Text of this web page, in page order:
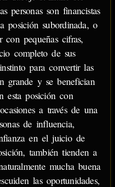
personas son financistas
posición subordinada, o
pequeñas cifras,
completo de sus
para convertir las
grande y se benefician
esta posición con
a través de una
de influencia,
en el juicio de
también tienden a
mucha buena
las oportunidades,